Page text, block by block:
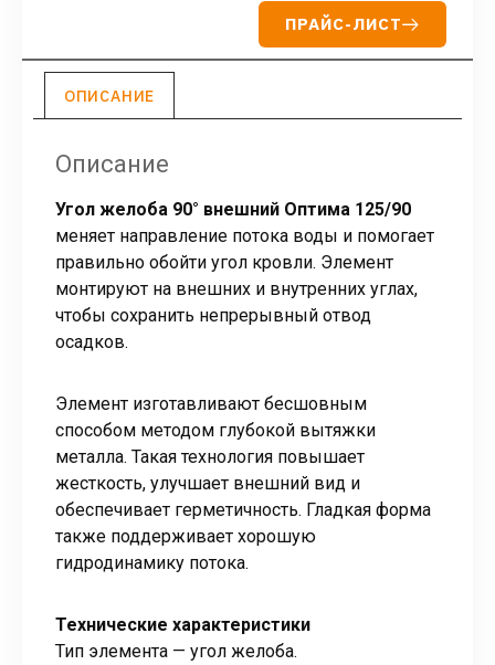
ПРАЙС-ЛИСТ
ОПИСАНИЕ
Описание
Угол желоба 90° внешний Оптима 125/90
меняет направление потока воды и помогает
правильно обойти угол кровли. Элемент
монтируют на внешних и внутренних углах,
чтобы сохранить непрерывный отвод
осадков.
Элемент изготавливают бесшовным
способом методом глубокой вытяжки
металла. Такая технология повышает
жесткость, улучшает внешний вид и
обеспечивает герметичность. Гладкая форма
также поддерживает хорошую
гидродинамику потока.
Технические характеристики
Тип элемента — угол желоба.